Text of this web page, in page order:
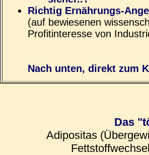
Richtig Ernährungs-
(auf bewiesenen
Profitinteresse von
Nach unten, direkt zum
Das
Adipositas